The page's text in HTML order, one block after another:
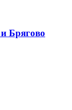
Брягово